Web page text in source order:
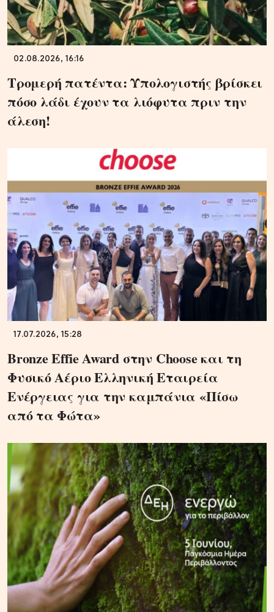
02.08.2026, 16:16
Τρομερή πατέντα: Υπολογιστής βρίσκει
πόσο λάδι έχουν τα λιόφυτα πριν την
άλεση!
17.07.2026, 15:28
Bronze Effie Award στην Choose και τη
Φυσικό Αέριο Ελληνική Εταιρεία
Ενέργειας για την καμπάνια «Πίσω
από τα Φώτα»